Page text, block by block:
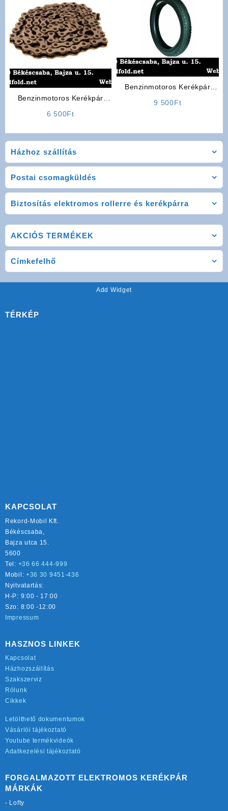
Házhoz szállítás
Postai csomagküldés
Biztosítás elektromos rollerre és kerékpárra
Benzinmotoros Kerékpár
6 500Ft
Benzinmotoros Kerékpár
9 500Ft
AKCIÓS TERMÉKEK
Címkefelhő
Add Widget
TÉRKÉP
KAPCSOLAT
Rekord-Mobil Kft.
Békéscsaba,
Bajza utca 15.
5600
Tel: +36 66 444-999
Mobil: +36 30 9451-436
Nyitvatartás:
H-P: 9:00 - 17:00
Szo: 8:00 -12:00
Impressum
HASZNOS LINKEK
Kapcsolat
Házhozszállítás
Szakszerviz
Rólunk
Cikkek
Letölthető dokumentumok
Vásárlói tájékoztató
Youtube termékvideók
Adatkezelési tájékoztató
FORGALMAZOTT ELEKTROMOS KERÉKPÁR
MÁRKÁK
- Lofty